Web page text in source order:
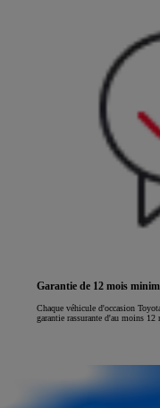
Garantie de 12 mois
Chaque véhicule d'occasion
garantie rassurante d'au moins 12